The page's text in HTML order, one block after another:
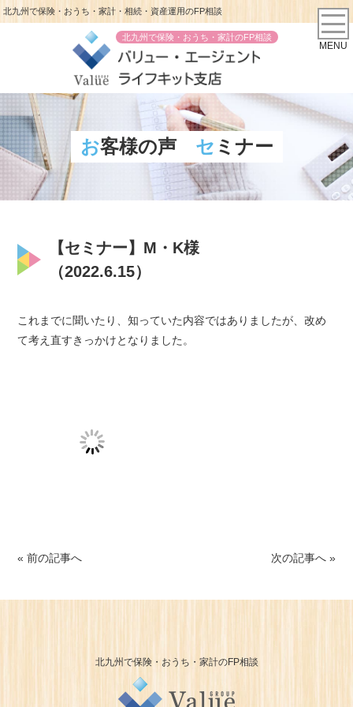
北九州で保険・おうち・家計・相続・資産運用のFP相談
北九州で保険・おうち・家計のFP相談
MENU
お客様の声 セミナー
【セミナー】M・K様
（2022.6.15）
これまでに聞いたり、知っていた内容ではありましたが、改め
て考え直すきっかけとなりました。
« 前の記事へ 次の記事へ »
北九州で保険・おうち・家計のFP相談